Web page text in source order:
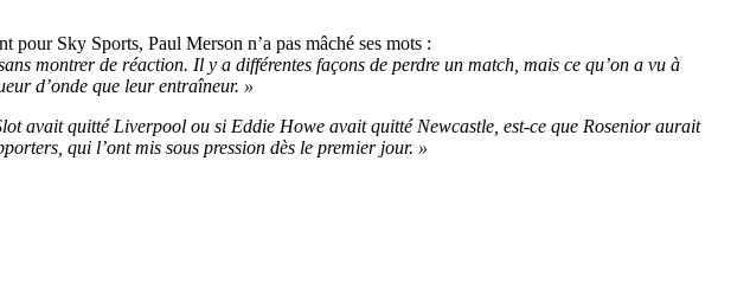
pour Sky Sports, Paul Merson n’a pas mâché ses mots :
montrer de réaction. Il y a différentes façons de perdre un match, mais ce qu’on a vu à
d’onde que leur entraîneur. »
avait quitté Liverpool ou si Eddie Howe avait quitté Newcastle, est-ce que Rosenior aurait
qui l’ont mis sous pression dès le premier jour. »